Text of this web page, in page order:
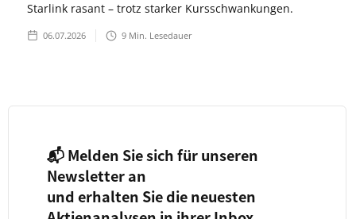
Starlink rasant – trotz starker Kursschwankungen.
06.07.2026 9 Min. Lesedauer
📬 Melden Sie sich für unseren
Newsletter an
und erhalten Sie die neuesten